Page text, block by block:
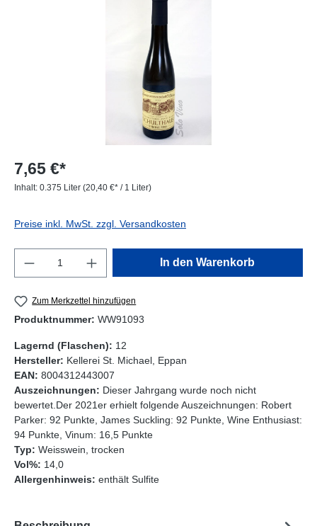
7,65 €*
Inhalt: 0.375 Liter (20,40 €* / 1 Liter)
Preise inkl. MwSt. zzgl. Versandkosten
Produkt Anzahl: Gib den gewünschten
In den Warenkorb
Zum Merkzettel hinzufügen
Produktnummer: WW91093
Lagernd (Flaschen): 12
Hersteller: Kellerei St. Michael, Eppan
EAN: 8004312443007
Auszeichnungen: Dieser Jahrgang wurde noch nicht
bewertet.Der 2021er erhielt folgende Auszeichnungen: Robert
Parker: 92 Punkte, James Suckling: 92 Punkte, Wine Enthusiast:
94 Punkte, Vinum: 16,5 Punkte
Typ: Weisswein, trocken
Vol%: 14,0
Allergenhinweis: enthält Sulfite